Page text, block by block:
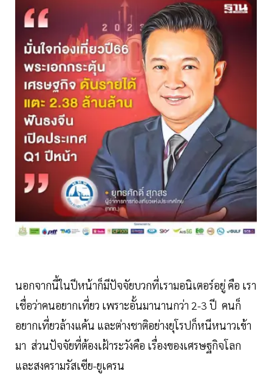
นอกจากนี้ในปีหน้าก็มีปัจจัยบวกที่เรามอนิเตอร์อยู่ คือ เรา
เชื่อว่าคนอยากเที่ยว เพราะอั้นมานานกว่า 2-3 ปี คนก็
อยากเที่ยวล้างแค้น และต่างชาติอย่างยุโรปก็หนีหนาวเข้า
มา ส่วนปัจจัยที่ต้องเฝ้าระวังคือ เรื่องของเศรษฐกิจโลก
และสงครามรัสเซีย-ยูเครน